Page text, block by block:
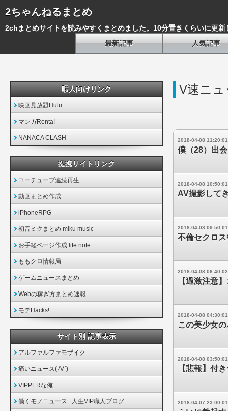
2ちゃんねるまとめ
2chまとめサイトを読みやすくまとめました。10分置きくらいに更新
最新記事
人気記事
V速ニュ
2018-04-08 11:20:01
僕（28）出
2018-04-08 10:50:01
AV撮影して
2018-04-08 09:50:01
不倫セクロ
2018-04-08 06:40:02
【過激注意
2018-04-08 04:30:01
この美少女
2018-04-08 03:50:01
【悲報】付
2018-04-07 23:00:01
暇人向けリンク
映画見放題Hulu
マンガRenta!
NANACA CLASH
提携サイトリンク
ユーチューブ連続再生
動画まとめ作成
iPhoneRPG
初音ミクまとめ miku music
お手軽ページ作成 lite note
ももクロ情報局
ゲームニュースまとめ
Webの稼ぎ方まとめ速報
モテHacks!
サイト別 記事表示
アルファルファモザイク
痛いニュース(ﾉ∀`)
VIPPERな俺
働くモノニュース : 人生VIP職人ブログ